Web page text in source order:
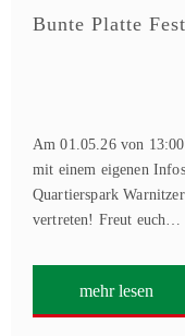
Bunte Platte
Am 01.05.26 von
mit einem eigenen
Quartierspark
vertreten! Freut euch…
mehr lesen